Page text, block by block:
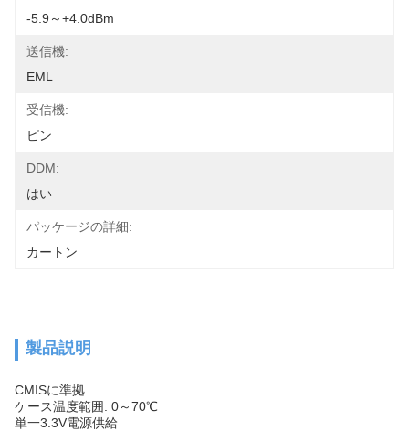
-5.9～+4.0dBm
送信機:
EML
受信機:
ピン
DDM:
はい
パッケージの詳細:
カートン
製品説明
CMISに準拠
ケース温度範囲: 0～70℃
単一3.3V電源供給